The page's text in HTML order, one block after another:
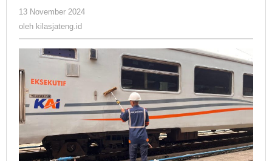
Kereta
13 November 2024
oleh kilasjateng.id